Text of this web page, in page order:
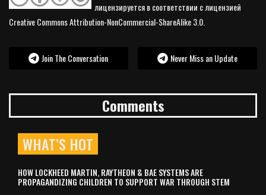
лицензируется в соответствии с лицензией
Creative Commons Attribution-NonCommercial-ShareAlike 3.0.
Join The Conversation Never Miss an Update
Comments
WHAT’S HOT
HOW LOCKHEED MARTIN, RAYTHEON & BAE SYSTEMS ARE
PROPAGANDIZING CHILDREN TO SUPPORT WAR THROUGH STEM